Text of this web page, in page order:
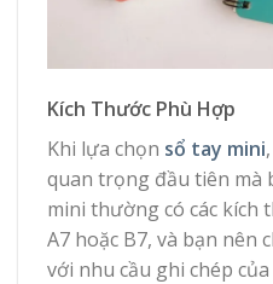
Kích Thước Phù Hợp
Khi lựa chọn sổ tay mini
quan trọng đầu tiên mà
mini thường có các kích
A7 hoặc B7, và bạn nên
với nhu cầu ghi chép